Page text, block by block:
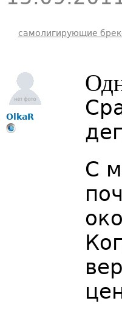
самолигирующие
OlkaR
С